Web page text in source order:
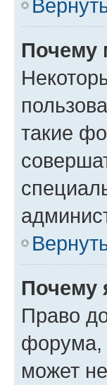
Почему
такие
Почему
Право
форума,
может